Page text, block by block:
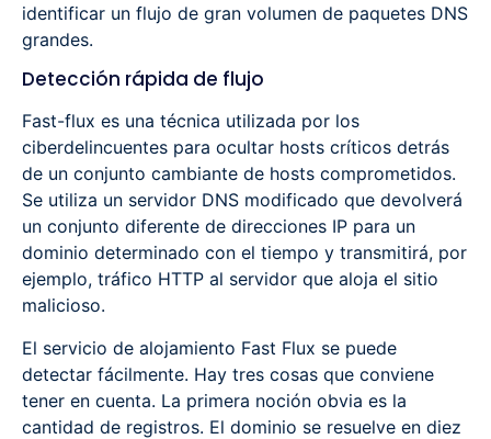
identificar un flujo de gran volumen de paquetes DNS
grandes.
Detección rápida de flujo
Fast-flux es una técnica utilizada por los
ciberdelincuentes para ocultar hosts críticos detrás
de un conjunto cambiante de hosts comprometidos.
Se utiliza un servidor DNS modificado que devolverá
un conjunto diferente de direcciones IP para un
dominio determinado con el tiempo y transmitirá, por
ejemplo, tráfico HTTP al servidor que aloja el sitio
malicioso.
El servicio de alojamiento Fast Flux se puede
detectar fácilmente. Hay tres cosas que conviene
tener en cuenta. La primera noción obvia es la
cantidad de registros. El dominio se resuelve en diez